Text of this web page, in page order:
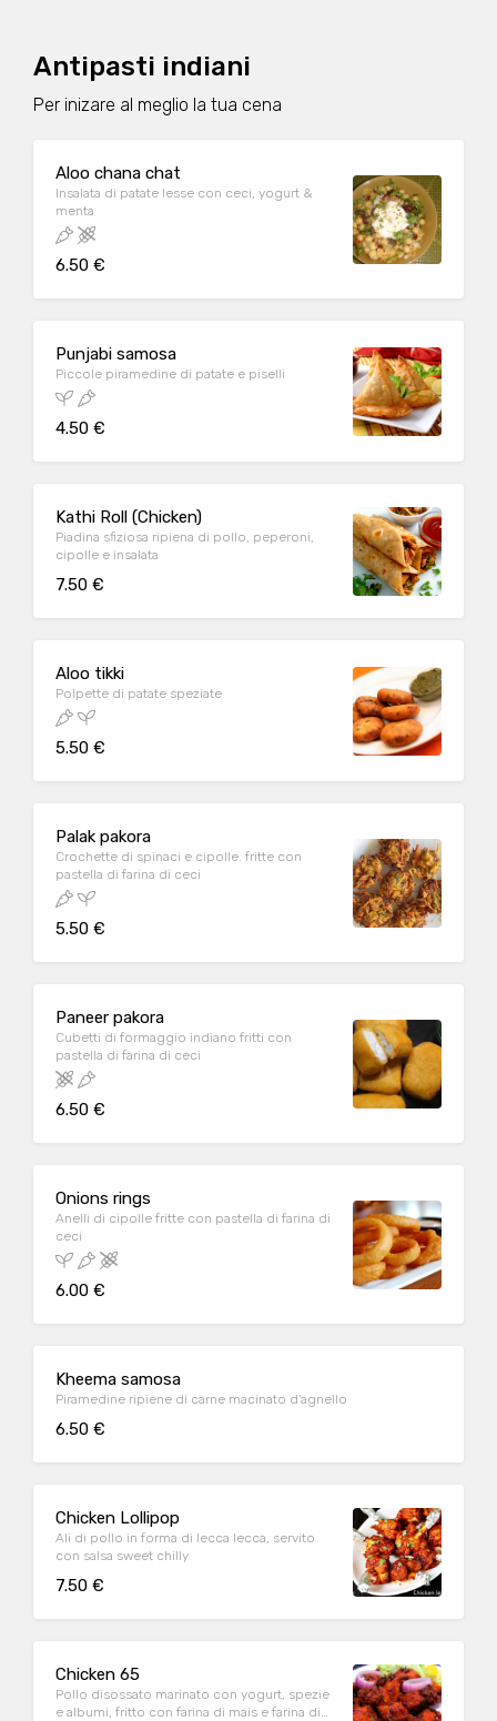
Antipasti indiani
Per inizare al meglio la tua cena
Aloo chana chat
Insalata di patate lesse con ceci, yogurt &
menta
6.50 €
Punjabi samosa
Piccole piramedine di patate e piselli
4.50 €
Kathi Roll (Chicken)
Piadina sfiziosa ripiena di pollo, peperoni,
cipolle e insalata
7.50 €
Aloo tikki
Polpette di patate speziate
5.50 €
Palak pakora
Crochette di spinaci e cipolle. fritte con
pastella di farina di ceci
5.50 €
Paneer pakora
Cubetti di formaggio indiano fritti con
pastella di farina di ceci
6.50 €
Onions rings
Anelli di cipolle fritte con pastella di farina di
ceci
6.00 €
Kheema samosa
Piramedine ripiene di carne macinato d'agnello
6.50 €
Chicken Lollipop
Ali di pollo in forma di lecca lecca, servito
con salsa sweet chilly
7.50 €
Chicken 65
Pollo disossato marinato con yogurt, spezie
e albumi, fritto con farina di mais e farina di